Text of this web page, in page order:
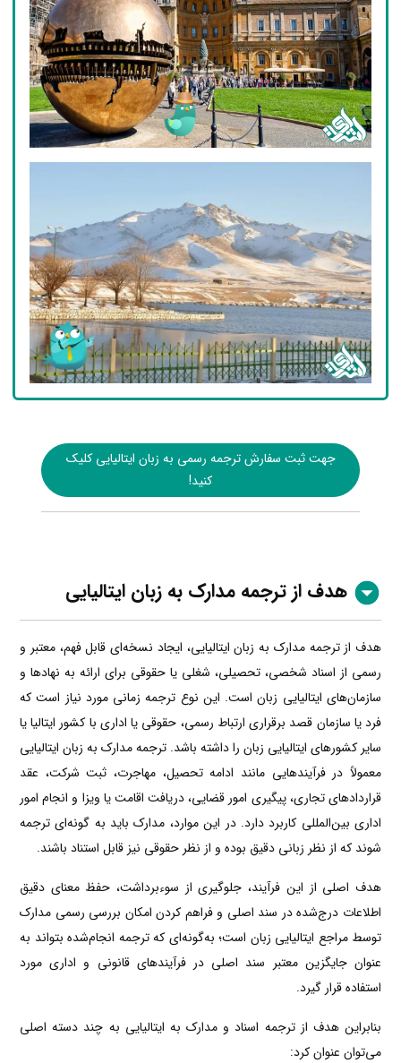
جهت ثبت سفارش ترجمه رسمی به زبان ایتالیایی کلیک
کنید!
هدف از ترجمه مدارک به زبان ایتالیایی
هدف از ترجمه مدارک به زبان ایتالیایی، ایجاد نسخه‌ای قابل فهم، معتبر و
رسمی از اسناد شخصی، تحصیلی، شغلی یا حقوقی برای ارائه به نهادها و
سازمان‌های ایتالیایی زبان است. این نوع ترجمه زمانی مورد نیاز است که
فرد یا سازمان قصد برقراری ارتباط رسمی، حقوقی یا اداری با کشور ایتالیا یا
سایر کشورهای ایتالیایی زبان را داشته باشد. ترجمه مدارک به زبان ایتالیایی
معمولاً در فرآیندهایی مانند ادامه تحصیل، مهاجرت، ثبت شرکت، عقد
قراردادهای تجاری، پیگیری امور قضایی، دریافت اقامت یا ویزا و انجام امور
اداری بین‌المللی کاربرد دارد. در این موارد، مدارک باید به گونه‌ای ترجمه
شوند که از نظر زبانی دقیق بوده و از نظر حقوقی نیز قابل استناد باشند.
هدف اصلی از این فرآیند، جلوگیری از سوءبرداشت، حفظ معنای دقیق
اطلاعات درج‌شده در سند اصلی و فراهم کردن امکان بررسی رسمی مدارک
توسط مراجع ایتالیایی زبان است؛ به‌گونه‌ای که ترجمه انجام‌شده بتواند به
عنوان جایگزین معتبر سند اصلی در فرآیندهای قانونی و اداری مورد
استفاده قرار گیرد.
بنابراین هدف از ترجمه اسناد و مدارک به ایتالیایی به چند دسته اصلی
می‌توان عنوان کرد: